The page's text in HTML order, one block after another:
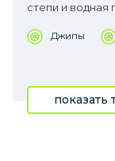
степи и водная
Джипы
показать